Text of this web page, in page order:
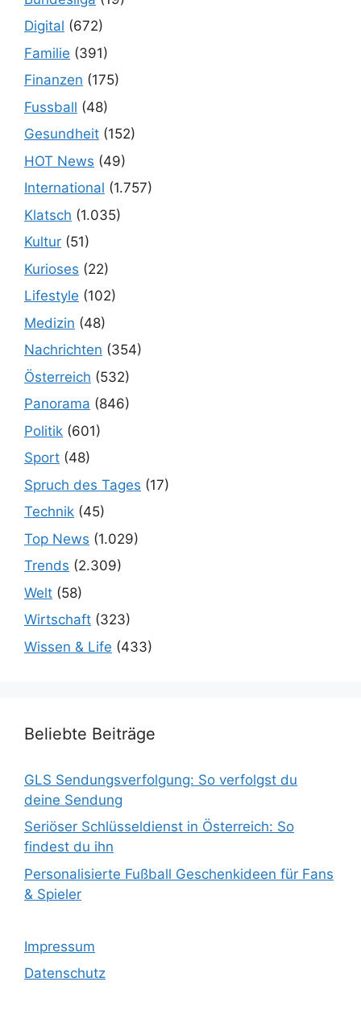
Digital (672)
Familie (391)
Finanzen (175)
Fussball (48)
Gesundheit (152)
HOT News (49)
International (1.757)
Klatsch (1.035)
Kultur (51)
Kurioses (22)
Lifestyle (102)
Medizin (48)
Nachrichten (354)
Österreich (532)
Panorama (846)
Politik (601)
Sport (48)
Spruch des Tages (17)
Technik (45)
Top News (1.029)
Trends (2.309)
Welt (58)
Wirtschaft (323)
Wissen & Life (433)
Beliebte Beiträge
GLS Sendungsverfolgung: So verfolgst du
deine Sendung
Seriöser Schlüsseldienst in Österreich: So
findest du ihn
Personalisierte Fußball Geschenkideen für Fans
& Spieler
Impressum
Datenschutz